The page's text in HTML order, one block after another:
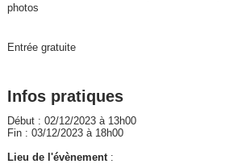
photos
Entrée gratuite
Infos pratiques
Début : 02/12/2023 à 13h00
Fin : 03/12/2023 à 18h00
Lieu de l'évènement: